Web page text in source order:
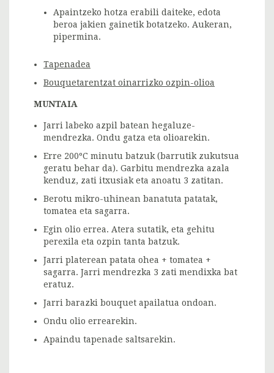
Apaintzeko hotza erabili daiteke, edota
beroa jakien gainetik botatzeko. Aukeran,
pipermina.
Tapenadea
Bouquetarentzat oinarrizko ozpin-olioa
MUNTAIA
Jarri labeko azpil batean hegaluze-
mendrezka. Ondu gatza eta olioarekin.
Erre 200ºC minutu batzuk (barrutik zukutsua
geratu behar da). Garbitu mendrezka azala
kenduz, zati itxusiak eta anoatu 3 zatitan.
Berotu mikro-uhinean banatuta patatak,
tomatea eta sagarra.
Egin olio errea. Atera sutatik, eta gehitu
perexila eta ozpin tanta batzuk.
Jarri platerean patata ohea + tomatea +
sagarra. Jarri mendrezka 3 zati mendixka bat
eratuz.
Jarri barazki bouquet apailatua ondoan.
Ondu olio errearekin.
Apaindu tapenade saltsarekin.